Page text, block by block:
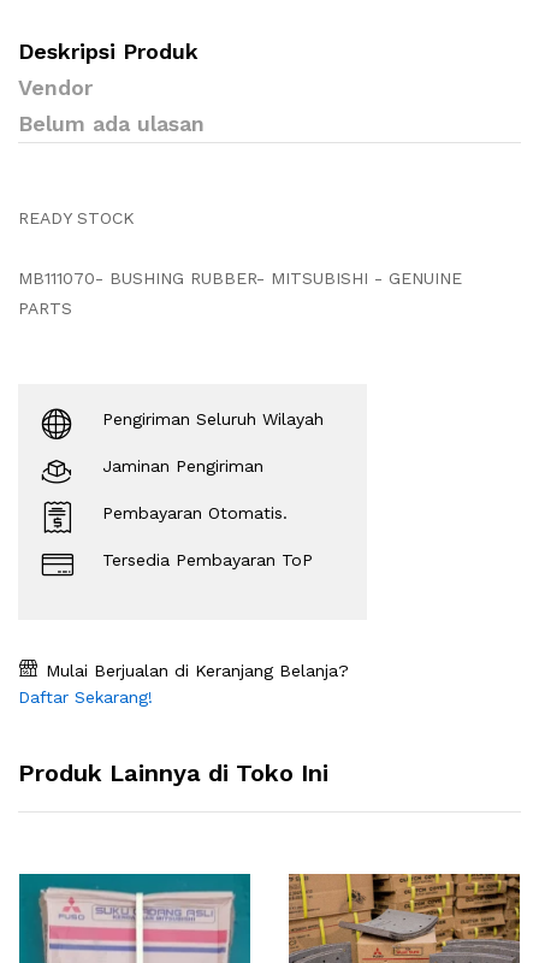
Deskripsi Produk
Vendor
Belum ada ulasan
READY STOCK
MB111070- BUSHING RUBBER- MITSUBISHI - GENUINE
PARTS
Pengiriman Seluruh Wilayah
Jaminan Pengiriman
Pembayaran Otomatis.
Tersedia Pembayaran ToP
Mulai Berjualan di Keranjang Belanja?
Daftar Sekarang!
Produk Lainnya di Toko Ini